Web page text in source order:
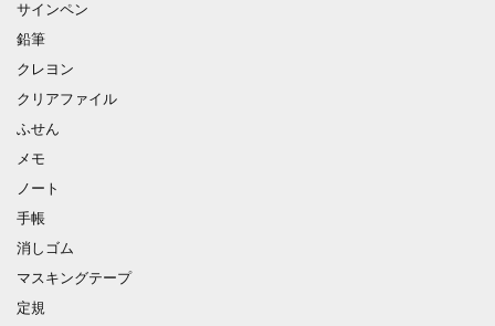
サインペン
鉛筆
クレヨン
クリアファイル
ふせん
メモ
ノート
手帳
消しゴム
マスキングテープ
定規